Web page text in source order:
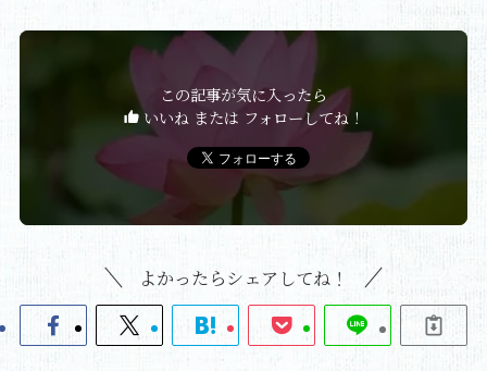
この記事が気に入ったら
いいね または フォローしてね！
よかったらシェアしてね！